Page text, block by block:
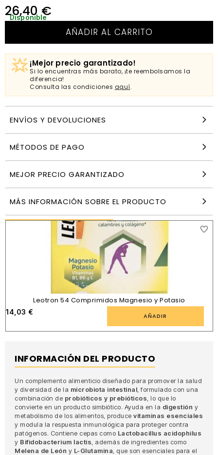
26,40€
Disponible
AÑADIR AL CARRITO
¡Mejor precio garantizado!
Si lo encuentras más barato, ¡te reembolsamos la
diferencia!
Consulta las condiciones aquí.
ENVÍOS Y DEVOLUCIONES
MÉTODOS DE PAGO
MEJOR PRECIO GARANTIZADO
MÁS INFORMACIÓN SOBRE EL PRODUCTO
26,40€
AÑADIR
PRODUCTOS SIMILARES
Leotron 54 Comprimidos Magnesio y Potasio
14,03 € AÑADIR
INFORMACIÓN DEL PRODUCTO
Un complemento alimenticio diseñado para promover la salud
y diversidad de la microbiota intestinal , formulado con una
combinación de probióticos y prebióticos , lo que lo
convierte en un producto simbiótico. Ayuda en la digestión y
metabolismo de los alimentos, produce vitaminas esenciales
y modula la respuesta inmunológica para proteger contra
patógenos. Contiene cepas como Lactobacillus acidophilus
y Bifidobacterium lactis , además de ingredientes como
Melena de León y L-Glutamina , que son esenciales para el